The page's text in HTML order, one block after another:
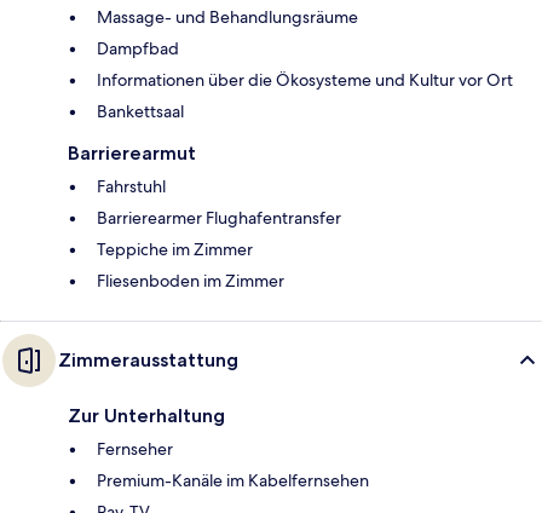
Massage- und Behandlungsräume
Dampfbad
Informationen über die Ökosysteme und Kultur vor Ort
Bankettsaal
Barrierearmut
Fahrstuhl
Barrierearmer Flughafentransfer
Teppiche im Zimmer
Fliesenboden im Zimmer
Zimmerausstattung
Zur Unterhaltung
Fernseher
Premium-Kanäle im Kabelfernsehen